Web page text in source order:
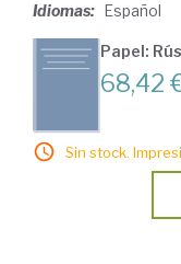
Idiomas: Español
Papel:
68,42
Sin stock.